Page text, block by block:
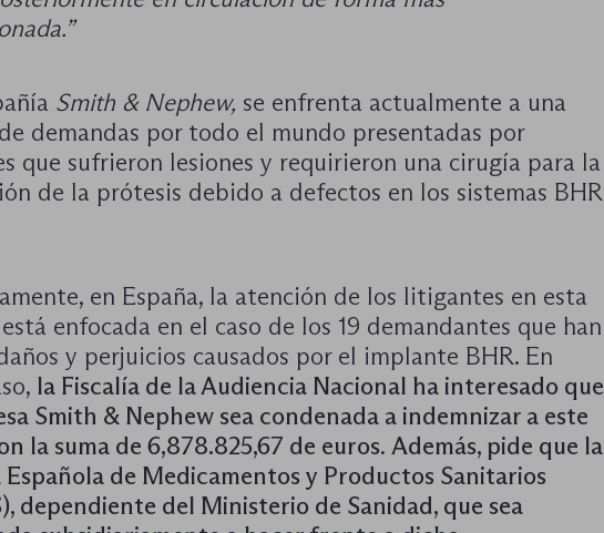
Smith & Nephew, se enfrenta actualmente a una
demandas por todo el mundo presentadas por
que sufrieron lesiones y requirieron una cirugía para la
de la prótesis debido a defectos en los sistemas BHR
en España, la atención de los litigantes en esta
enfocada en el caso de los 19 demandantes que han
y perjuicios causados por el implante BHR. En
la Fiscalía de la Audiencia Nacional ha interesado que
Smith & Nephew sea condenada a indemnizar a este
la suma de 6,878.825,67 de euros. Además, pide que la
de Medicamentos y Productos Sanitarios
dependiente del Ministerio de Sanidad, que sea